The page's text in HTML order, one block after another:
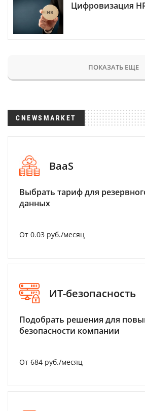
Цифровизация
ПОКАЗАТЬ ЕЩЕ
CNEWSMARKET
BaaS
Выбрать тариф для
данных
От 0.03 руб./месяц
ИТ-безопасность
Подобрать решения для
безопасности компании
От 684 руб./месяц